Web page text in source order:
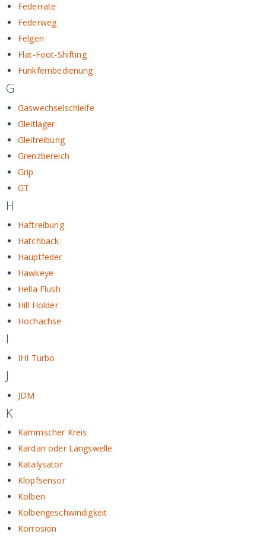
Federrate
Federweg
Felgen
Flat-Foot-Shifting
Funkfernbedienung
G
Gaswechselschleife
Gleitlager
Gleitreibung
Grenzbereich
Grip
GT
H
Haftreibung
Hatchback
Hauptfeder
Hawkeye
Hella Flush
Hill Holder
Hochachse
I
IHI Turbo
J
JDM
K
Kammscher Kreis
Kardan oder Längswelle
Katalysator
Klopfsensor
Kolben
Kolbengeschwindigkeit
Korrosion